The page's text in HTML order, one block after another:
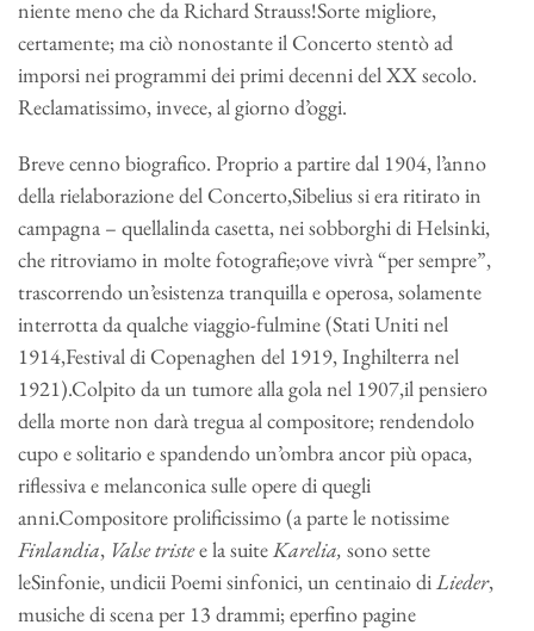
niente meno che da Richard Strauss!Sorte migliore,
certamente; ma ciò nonostante il Concerto stentò ad
imporsi nei programmi dei primi decenni del XX secolo.
Reclamatissimo, invece, al giorno d’oggi.
Breve cenno biografico. Proprio a partire dal 1904, l’anno
della rielaborazione del Concerto,Sibelius si era ritirato in
campagna – quellalinda casetta, nei sobborghi di Helsinki,
che ritroviamo in molte fotografie;ove vivrà “per sempre”,
trascorrendo un’esistenza tranquilla e operosa, solamente
interrotta da qualche viaggio-fulmine (Stati Uniti nel
1914,Festival di Copenaghen del 1919, Inghilterra nel
1921).Colpito da un tumore alla gola nel 1907,il pensiero
della morte non darà tregua al compositore; rendendolo
cupo e solitario e spandendo un’ombra ancor più opaca,
riflessiva e melanconica sulle opere di quegli
anni.Compositore prolificissimo (a parte le notissime
Finlandia, Valse tristee la suiteKarelia, sono sette
leSinfonie, undicii Poemi sinfonici, un centinaio diLieder,
musiche di scena per 13 drammi; eperfino pagine